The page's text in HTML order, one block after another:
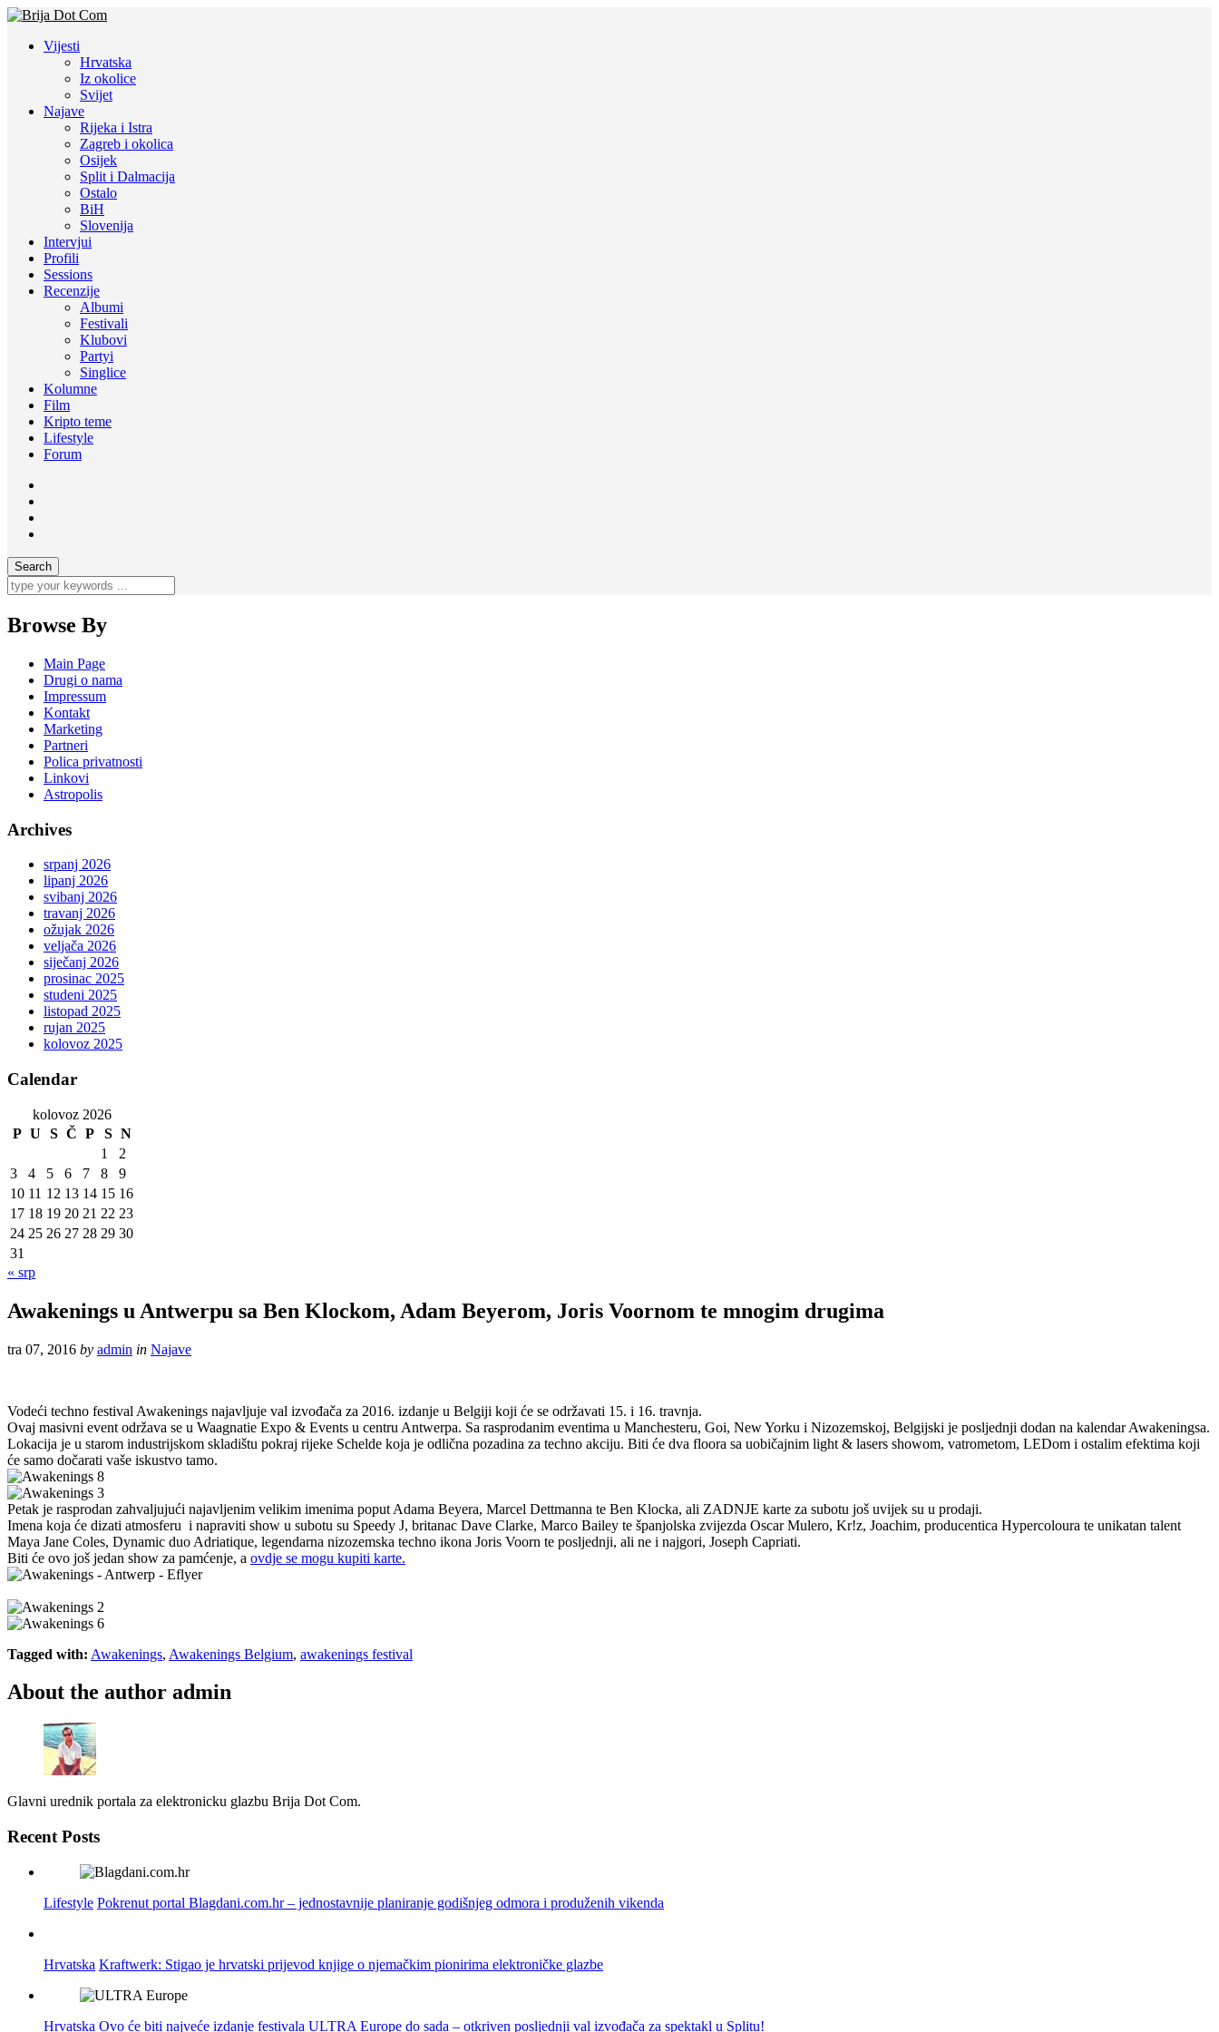
Vijesti
Hrvatska
Iz okolice
Svijet
Najave
Rijeka i Istra
Zagreb i okolica
Osijek
Split i Dalmacija
Ostalo
BiH
Slovenija
Intervjui
Profili
Sessions
Recenzije
Albumi
Festivali
Klubovi
Partyi
Singlice
Kolumne
Film
Kripto teme
Lifestyle
Forum
Browse By
Main Page
Drugi o nama
Impressum
Kontakt
Marketing
Partneri
Polica privatnosti
Linkovi
Astropolis
Archives
srpanj 2026
lipanj 2026
svibanj 2026
travanj 2026
ožujak 2026
veljača 2026
siječanj 2026
prosinac 2025
studeni 2025
listopad 2025
rujan 2025
kolovoz 2025
Calendar
kolovoz 2026
P U S Č P S N
1
2
3
4 5 6 7 8
9
10 11 12 13 14 15 16
17 18 19 20 21 22 23
24 25 26 27 28 29 30
31
« srp
Awakenings u Antwerpu sa Ben Klockom, Adam Beyerom, Joris Voornom te mnogim drugima
tra 07, 2016 by admin in Najave
Vodeći techno festival Awakenings najavljuje val izvođača za 2016. izdanje u Belgiji koji će se održavati 15. i 16. travnja.
Ovaj masivni event održava se u Waagnatie Expo & Events u centru Antwerpa. Sa rasprodanim eventima u Manchesteru, Goi, New Yorku i Nizozemskoj, Belgijski je posljednji dodan na kalendar Awakeningsa.
Lokacija je u starom industrijskom skladištu pokraj rijeke Schelde koja je odlična pozadina za techno akciju. Biti će dva floora sa uobičajnim light & lasers showom, vatrometom, LEDom i ostalim efektima koji
će samo dočarati vaše iskustvo tamo.
Petak je rasprodan zahvaljujući najavljenim velikim imenima poput Adama Beyera, Marcel Dettmanna te Ben Klocka, ali ZADNJE karte za subotu još uvijek su u prodaji.
Imena koja će dizati atmosferu i napraviti show u subotu su Speedy J, britanac Dave Clarke, Marco Bailey te španjolska zvijezda Oscar Mulero, Kr!z, Joachim, producentica Hypercoloura te unikatan talent
Maya Jane Coles, Dynamic duo Adriatique, legendarna nizozemska techno ikona Joris Voorn te posljednji, ali ne i najgori, Joseph Capriati.
Biti će ovo još jedan show za pamćenje, a ovdje se mogu kupiti karte.
Tagged with: Awakenings, Awakenings Belgium, awakenings festival
About the author admin
Glavni urednik portala za elektronicku glazbu Brija Dot Com.
Recent Posts
Lifestyle Pokrenut portal Blagdani.com.hr – jednostavnije planiranje godišnjeg odmora i produženih vikenda
Hrvatska Kraftwerk: Stigao je hrvatski prijevod knjige o njemačkim pionirima elektroničke glazbe
Hrvatska Ovo će biti najveće izdanje festivala ULTRA Europe do sada – otkriven posljednji val izvođača za spektakl u Splitu!